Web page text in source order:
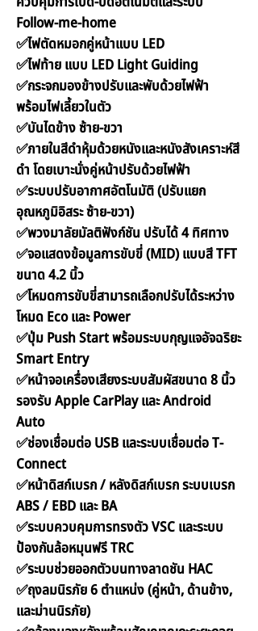
Follow-me-home
✅ไฟตัดหมอกคู่หน้าแบบ LED
✅ไฟท้าย แบบ LED Light Guiding
✅กระจกมองข้างปรับและพับด้วยไฟฟ้า
พร้อมไฟเลี้ยวในตัว
✅บันไดข้าง ซ้าย-ขวา
✅ภายในสีดำหุ้มด้วยหนังและหนังสังเคราะห์สี
ดำ โดยเบาะนั่งคู่หน้าปรับด้วยไฟฟ้า
✅ระบบปรับอากาศอัตโนมัติ (ปรับแยก
อุณหภูมิอิสระ ซ้าย-ขวา)
✅พวงมาลัยมัลติฟังก์ชัน ปรับได้ 4 ทิศทาง
✅จอแสดงข้อมูลการขับขี่ (MID) แบบสี TFT
ขนาด 4.2 นิ้ว
✅โหมดการขับขี่สามารถเลือกปรับได้ระหว่าง
โหมด Eco และ Power
✅ปุ่ม Push Start พร้อมระบบกุญแจอัจฉริยะ
Smart Entry
✅หน้าจอเครื่องเสียงระบบสัมผัสขนาด 8 นิ้ว
รองรับ Apple CarPlay และ Android
Auto
✅ช่องเชื่อมต่อ USB และระบบเชื่อมต่อ T-
Connect
✅หน้าดิสก์เบรก / หลังดิสก์เบรก ระบบเบรก
ABS / EBD และ BA
✅ระบบควบคุมการทรงตัว VSC และระบบ
ป้องกันล้อหมุนฟรี TRC
✅ระบบช่วยออกตัวบนทางลาดชัน HAC
✅ถุงลมนิรภัย 6 ตำแหน่ง (คู่หน้า, ด้านข้าง,
และม่านนิรภัย)